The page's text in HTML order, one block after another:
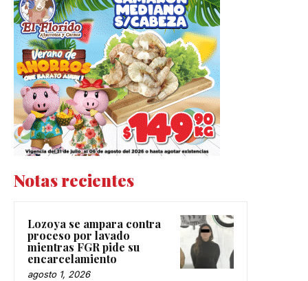
Notas recientes
Lozoya se ampara contra
proceso por lavado
mientras FGR pide su
encarcelamiento
agosto 1, 2026